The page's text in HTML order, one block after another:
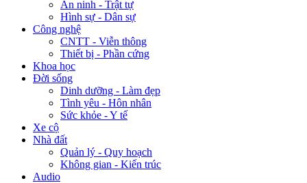
An ninh - Trật tự
Hình sự - Dân sự
Công nghệ
CNTT - Viễn thông
Thiết bị - Phần cứng
Khoa học
Đời sống
Dinh dưỡng - Làm đẹp
Tình yêu - Hôn nhân
Sức khỏe - Y tế
Xe cộ
Nhà đất
Quản lý - Quy hoạch
Không gian - Kiến trúc
Audio